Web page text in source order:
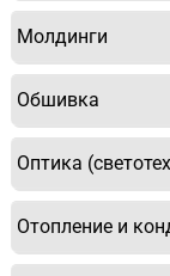
Молдинги
Обшивка
Оптика
Отопление и
У